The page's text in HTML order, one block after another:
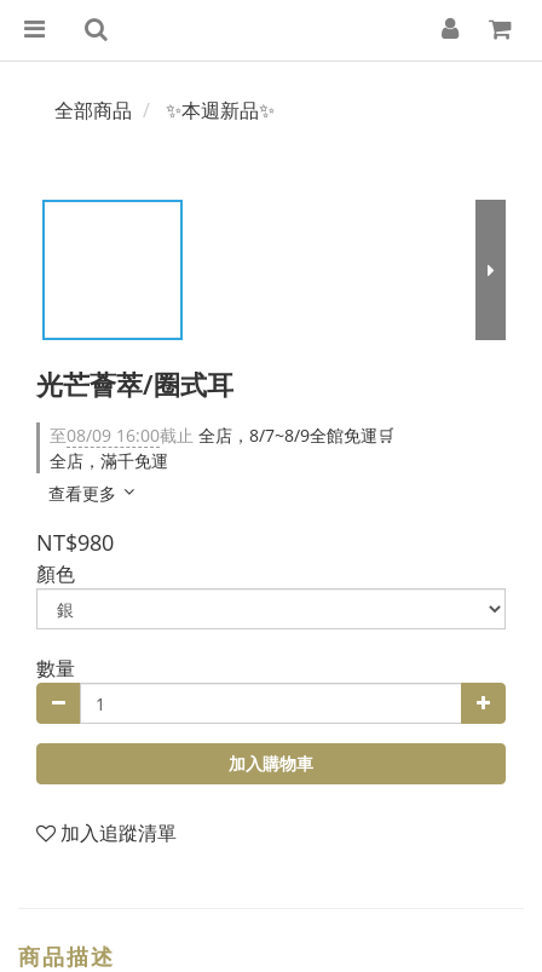
全部商品 ✨本週新品✨
光芒薈萃/圈式耳
至08/09 16:00截止 全店，8/7~8/9全館免運🛒
全店，滿千免運
查看更多
NT$980
顏色
數量
加入購物車
加入追蹤清單
商品描述